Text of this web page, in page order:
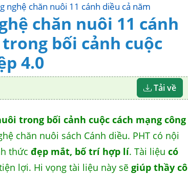
nghệ chăn nuôi 11 cánh diều cả năm
chăn nuôi 11 cánh
bối cảnh cuộc
4.0
Tải về
trong bối cảnh cuộc cách mạng công
chăn nuôi sách Cánh diều. PHT có nội
thức đẹp mắt, bố trí hợp lí. Tài liệu có
lợi. Hi vọng tài liệu này sẽ giúp thầy cô